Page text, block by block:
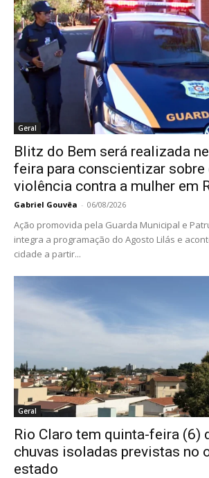
Geral
Blitz do Bem será realizada
feira para conscientizar sobre
violência contra a mulher em
Gabriel Gouvêa - 06/08/2026
Ação promovida pela Guarda Municipal e
integra a programação do Agosto Lilás e
cidade a partir...
Geral
Rio Claro tem quinta-feira (6)
chuvas isoladas previstas no
estado